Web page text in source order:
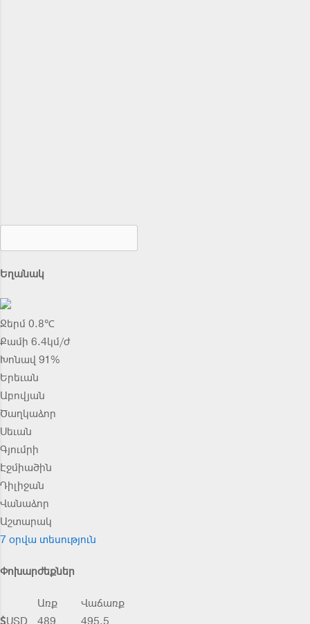
Եղանակ
Ջերմ 0.8℃
Քամի 6.4կմ/ժ
Խոնավ 91%
Երեւան
Աբովյան
Ծաղկաձոր
Սեւան
Գյումրի
Էջմիածին
Դիլիջան
Վանաձոր
Աշտարակ
7 օրվա տեսություն
Փոխարժեքներ
Առք
Վաճառք
USD
489 495.5